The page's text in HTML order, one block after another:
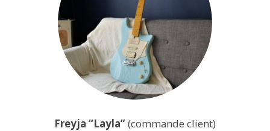
Freyja “Layla”(commande client)